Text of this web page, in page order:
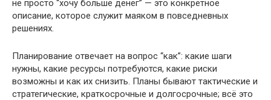
не просто “хочу больше денег” — это конкретное
описание, которое служит маяком в повседневных
решениях.
Планирование отвечает на вопрос “как”: какие шаги
нужны, какие ресурсы потребуются, какие риски
возможны и как их снизить. Планы бывают тактические и
стратегические, краткосрочные и долгосрочные; всё это